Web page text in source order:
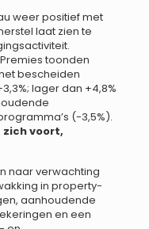
weer positief met
laat zien te
toonden
bescheiden
lager dan +4,8%
(-3,5%).
voort,
naar verwachting
in property-
aanhoudende
en een